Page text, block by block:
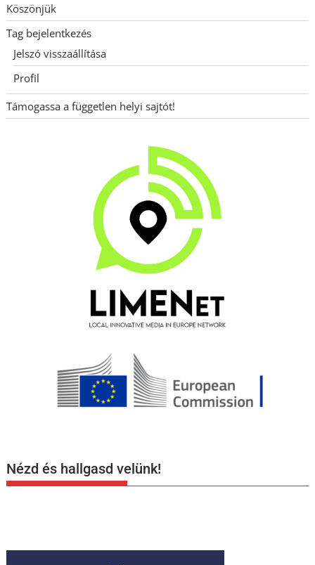
Köszönjük
Tag bejelentkezés
Jelszó visszaállítása
Profil
Támogassa a független helyi sajtót!
Nézd és hallgasd velünk!